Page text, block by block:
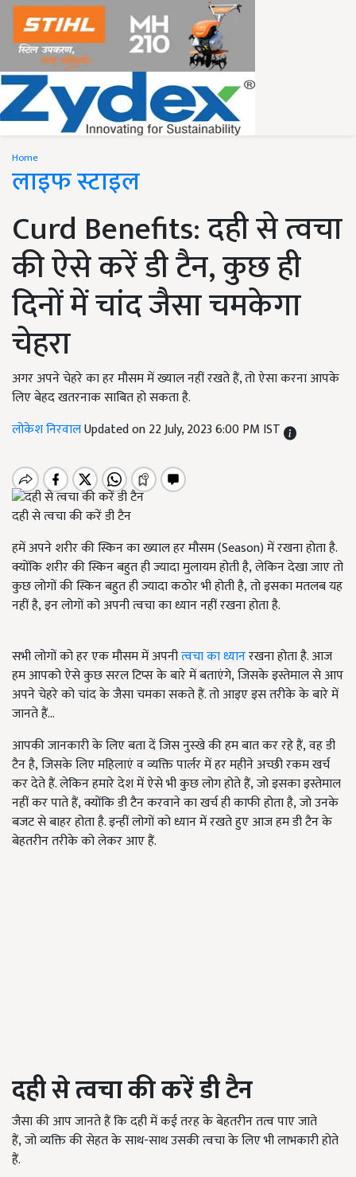
Home
लाइफ स्टाइल
Curd Benefits: दही से त्वचा
की ऐसे करें डी टैन, कुछ ही
दिनों में चांद जैसा चमकेगा
चेहरा
अगर अपने चेहरे का हर मौसम में ख्याल नहीं रखते हैं, तो ऐसा करना आपके
लिए बेहद खतरनाक साबित हो सकता है.
लोकेश निरवालUpdated on 22 July, 2023 6:00 PM IST
दही से त्वचा की करें डी टैन
हमें अपने शरीर की स्किन का ख्याल हर मौसम (Season)में रखना होता है.
क्योंकि शरीर की स्किन बहुत ही ज्यादा मुलायम होती है, लेकिन देखा जाए तो
कुछ लोगों की स्किन बहुत ही ज्यादा कठोर भी होती है, तो इसका मतलब यह
नहीं है, इन लोगों को अपनी त्वचा का ध्यान नहीं रखना होता है.
सभी लोगों को हर एक मौसम में अपनीत्वचा का ध्यानरखना होता है. आज
हम आपको ऐसे कुछ सरल टिप्स के बारे में बताएंगे, जिसके इस्तेमाल से आप
अपने चेहरे को चांद के जैसा चमका सकते हैं. तो आइए इस तरीके के बारे में
जानते हैं...
आपकी जानकारी के लिए बता दें जिस नुस्खे की हम बात कर रहे हैं, वह डी
टैन है, जिसके लिए महिलाएं व व्यक्ति पार्लर में हर महीने अच्छी रकम खर्च
कर देते हैं. लेकिन हमारे देश में ऐसे भी कुछ लोग होते हैं, जो इसका इस्तेमाल
नहीं कर पाते हैं, क्योंकि डी टैन करवाने का खर्च ही काफी होता है, जो उनके
बजट से बाहर होता है. इन्हीं लोगों को ध्यान में रखते हुए आज हम डी टैन के
बेहतरीन तरीके को लेकर आए हैं.
दही से त्वचा की करें डी टैन
जैसा की आप जानते हैं कि दही में कई तरह के बेहतरीन तत्व पाए जाते
हैं, जो व्यक्ति की सेहत के साथ-साथ उसकी त्वचा के लिए भी लाभकारी होते
हैं.